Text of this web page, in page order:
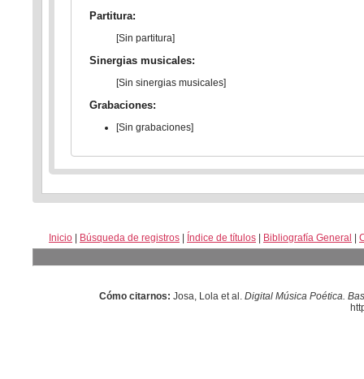
Partitura:
[Sin partitura]
Sinergias musicales:
[Sin sinergias musicales]
Grabaciones:
[Sin grabaciones]
Inicio Búsqueda de registros Índice de títulos Bibliografía General
Cómo citarnos: Josa, Lola et al. Digital Música Poética.